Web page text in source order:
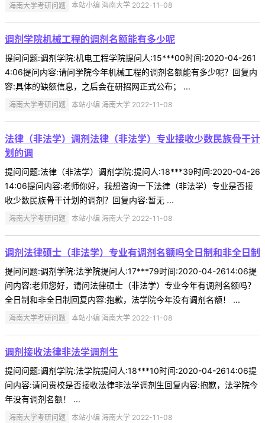
海南大学考研问题 本站小编 海南大学 2022-11-08
调剂学院机械工程的调剂名额能有多少呢
提问问题:调剂学院:机电工程学院提问人:15***00时间:2020-04-261
4:06提问内容:请问学院今年机械工程的调剂名额能有多少呢？回复内
容:具体的缺额信息，之后会在研招网正式公布； ...
海南大学考研问题 本站小编 海南大学 2022-11-08
法律（非法学）调剂法律（非法学）专业接收少数民族骨干计
划的调
提问问题:法律（非法学）调剂学院:提问人:18***39时间:2020-04-26
14:06提问内容:老师你好，我想咨询一下法律（非法学）专业是否接
收少数民族骨干计划的调剂？回复内容:暂无 ...
海南大学考研问题 本站小编 海南大学 2022-11-08
调剂法律硕士（非法学）专业有调剂名额吗全日制和非全日制
提问问题:调剂学院:法学院提问人:17***79时间:2020-04-2614:06提
问内容:老师您好，请问法律硕士（非法学）专业今年有调剂名额吗？
全日制和非全日制回复内容:抱歉，法学院今年没有调剂名额！ ...
海南大学考研问题 本站小编 海南大学 2022-11-08
调剂接收法律非法学调剂生
提问问题:调剂学院:法学院提问人:18***10时间:2020-04-2614:06提
问内容:请问贵校是否接收法律非法学调剂生回复内容:抱歉，法学院今
年没有调剂名额！ ...
海南大学考研问题 本站小编 海南大学 2022-11-08